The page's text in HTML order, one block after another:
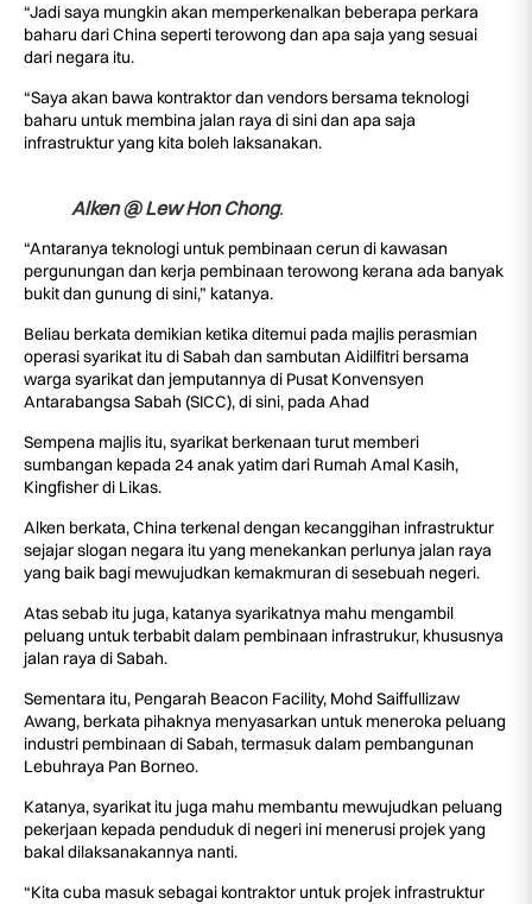
“Jadi saya mungkin akan memperkenalkan beberapa perkara
baharu dari China seperti terowong dan apa saja yang sesuai
dari negara itu.
“Saya akan bawa kontraktor dan vendors bersama teknologi
baharu untuk membina jalan raya di sini dan apa saja
infrastruktur yang kita boleh laksanakan.
Alken @ Lew Hon Chong.
“Antaranya teknologi untuk pembinaan cerun di kawasan
pergunungan dan kerja pembinaan terowong kerana ada banyak
bukit dan gunung di sini,” katanya.
Beliau berkata demikian ketika ditemui pada majlis perasmian
operasi syarikat itu di Sabah dan sambutan Aidilfitri bersama
warga syarikat dan jemputannya di Pusat Konvensyen
Antarabangsa Sabah (SICC), di sini, pada Ahad
Sempena majlis itu, syarikat berkenaan turut memberi
sumbangan kepada 24 anak yatim dari Rumah Amal Kasih,
Kingfisher di Likas.
Alken berkata, China terkenal dengan kecanggihan infrastruktur
sejajar slogan negara itu yang menekankan perlunya jalan raya
yang baik bagi mewujudkan kemakmuran di sesebuah negeri.
Atas sebab itu juga, katanya syarikatnya mahu mengambil
peluang untuk terbabit dalam pembinaan infrastrukur, khususnya
jalan raya di Sabah.
Sementara itu, Pengarah Beacon Facility, Mohd Saiffullizaw
Awang, berkata pihaknya menyasarkan untuk meneroka peluang
industri pembinaan di Sabah, termasuk dalam pembangunan
Lebuhraya Pan Borneo.
Katanya, syarikat itu juga mahu membantu mewujudkan peluang
pekerjaan kepada penduduk di negeri ini menerusi projek yang
bakal dilaksanakannya nanti.
“Kita cuba masuk sebagai kontraktor untuk projek infrastruktur